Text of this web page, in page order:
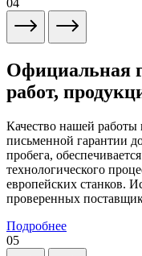
Официальная
работ,
Качество нашей работы
письменной гарантии
пробега,
технологического
европейских станков.
проверенных
Подробнее
05